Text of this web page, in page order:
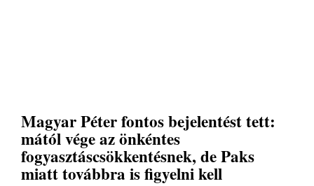
Magyar Péter fontos bejelentést tett:
mától vége az önkéntes
fogyasztáscsökkentésnek, de Paks
miatt továbbra is figyelni kell